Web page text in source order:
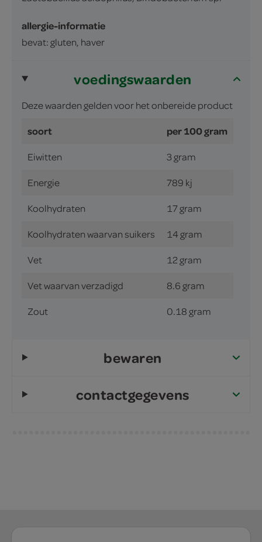
allergie-informatie
bevat: gluten, haver
voedingswaarden
Deze waarden gelden voor het onbereide product
soort per 100 gram
Eiwitten 3 gram
Energie 789 kj
Koolhydraten 17 gram
Koolhydraten waarvan suikers 14 gram
Vet 12 gram
Vet waarvan verzadigd 8.6 gram
Zout 0.18 gram
bewaren
contactgegevens